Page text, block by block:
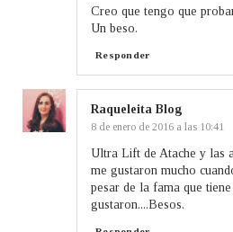
Creo que tengo que
Un beso.
Responder
Raqueleita Blog
8 de enero de 2016 a las 10:41
Ultra Lift de Atache y las
me gustaron mucho
pesar de la fama que
gustaron....Besos.